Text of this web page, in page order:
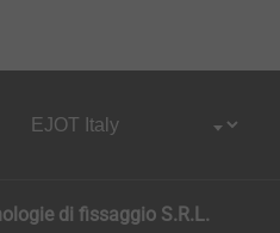
di fissaggio S.R.L.